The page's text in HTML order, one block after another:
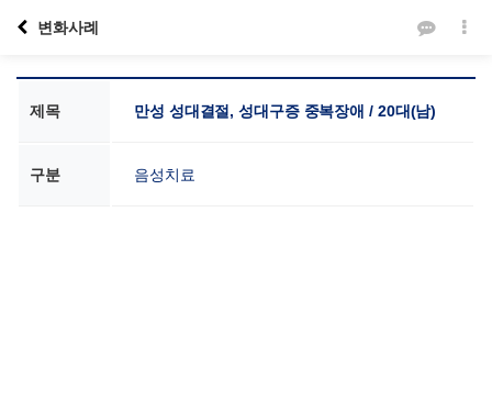
변화사례
제목 만성 성대결절, 성대구증 중복장애 / 20대(남)
구분 음성치료